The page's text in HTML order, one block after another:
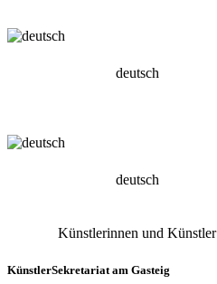
deutsch
deutsch
Künstlerinnen und Künstler
KünstlerSekretariat am Gasteig